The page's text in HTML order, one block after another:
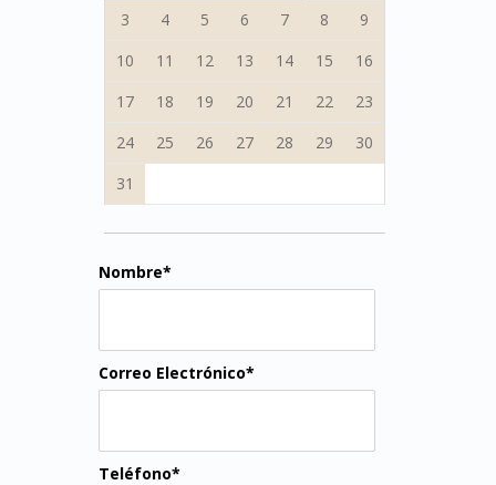
3
4 5 6 7 8
9
10
11 12 13 14 15
16
17
18 19 20 21 22
23
24
25 26 27 28 29
30
31
Nombre*
Correo Electrónico*
Teléfono*